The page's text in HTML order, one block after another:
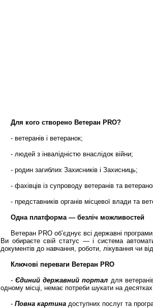
Для кого створено Ветеран PRO?
- ветеранів і ветеранок;
- людей з інвалідністю внаслідок війни;
- родин загиблих Захисників і Захисниць;
- фахівців із супроводу ветеранів та
- представників органів місцевої влади та
Одна платформа — безліч можливостей
Ветеран PRO об’єднує всі державні
Ви обираєте свій статус — і система
документів до навчання, роботи, лікування чи
Ключові переваги Ветеран PRO
-Єдиний державний портал для
одному місці, немає потреби шукати на десятках
- Повна картина доступних послуг та